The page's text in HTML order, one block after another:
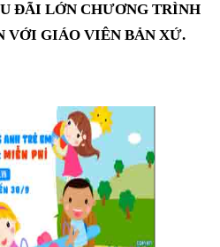
ĐÃI LỚN CHƯƠNG TRÌNH
VỚI GIÁO VIÊN BẢN XỨ.